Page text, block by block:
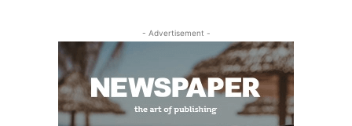
- Advertisement -